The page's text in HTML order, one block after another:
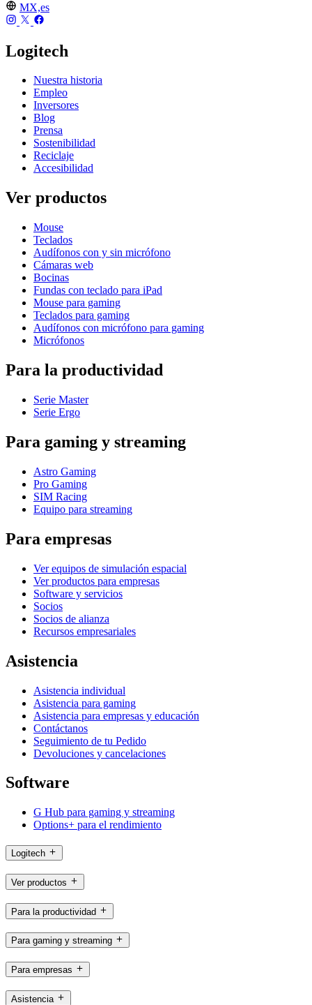
MX,es
Logitech
Nuestra historia
Empleo
Inversores
Blog
Prensa
Sostenibilidad
Reciclaje
Accesibilidad
Ver productos
Mouse
Teclados
Audífonos con y sin micrófono
Cámaras web
Bocinas
Fundas con teclado para iPad
Mouse para gaming
Teclados para gaming
Audífonos con micrófono para gaming
Micrófonos
Para la productividad
Serie Master
Serie Ergo
Para gaming y streaming
Astro Gaming
Pro Gaming
SIM Racing
Equipo para streaming
Para empresas
Ver equipos de simulación espacial
Ver productos para empresas
Software y servicios
Socios
Socios de alianza
Recursos empresariales
Asistencia
Asistencia individual
Asistencia para gaming
Asistencia para empresas y educación
Contáctanos
Seguimiento de tu Pedido
Devoluciones y cancelaciones
Software
G Hub para gaming y streaming
Options+ para el rendimiento
Logitech
Ver productos
Para la productividad
Para gaming y streaming
Para empresas
Asistencia